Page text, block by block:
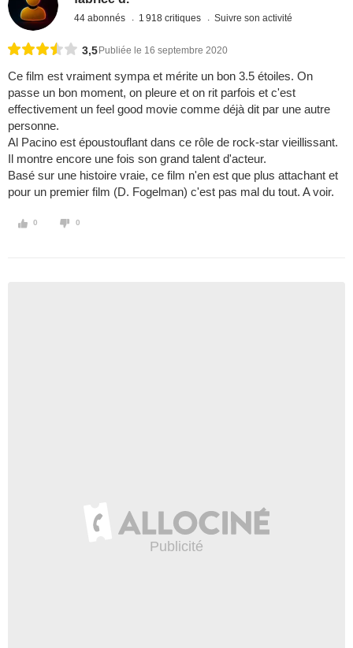
44 abonnés 1 918 critiques Suivre son activité
3,5 Publiée le 16 septembre 2020
Ce film est vraiment sympa et mérite un bon 3.5 étoiles. On
passe un bon moment, on pleure et on rit parfois et c'est
effectivement un feel good movie comme déjà dit par une autre
personne.
Al Pacino est époustouflant dans ce rôle de rock-star vieillissant.
Il montre encore une fois son grand talent d'acteur.
Basé sur une histoire vraie, ce film n'en est que plus attachant et
pour un premier film (D. Fogelman) c'est pas mal du tout. A voir.
0 0